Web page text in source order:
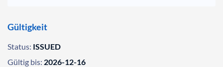
Gültigkeit
Status: ISSUED
Gültig bis: 2026-12-16